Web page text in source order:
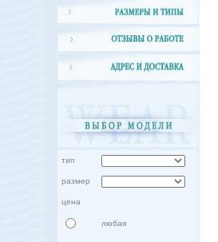
тип
размер
цена
любая